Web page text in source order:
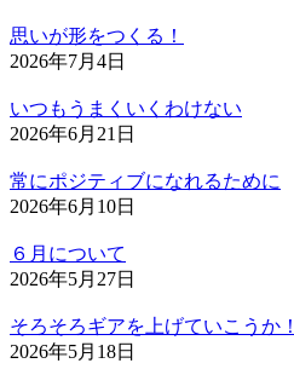
思いが形をつくる！
2026年7月4日
いつもうまくいくわけない
2026年6月21日
常にポジティブになれるために
2026年6月10日
６月について
2026年5月27日
そろそろギアを上げていこうか！
2026年5月18日